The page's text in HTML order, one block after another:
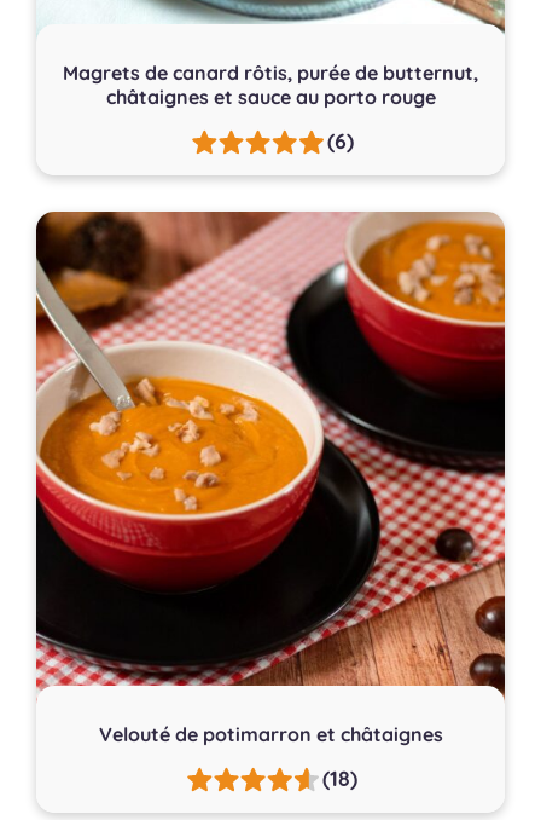
Magrets de canard rôtis, purée de butternut,
châtaignes et sauce au porto rouge
(6)
Velouté de potimarron et châtaignes
(18)